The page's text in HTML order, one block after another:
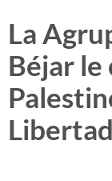
La
Béjar le